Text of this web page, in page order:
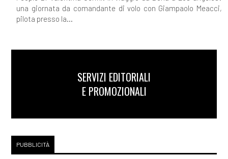
una giornata da comandante di volo con Giampaolo Meacci,
pilota presso la...
SERVIZI EDITORIALI
E PROMOZIONALI
PUBBLICITÀ